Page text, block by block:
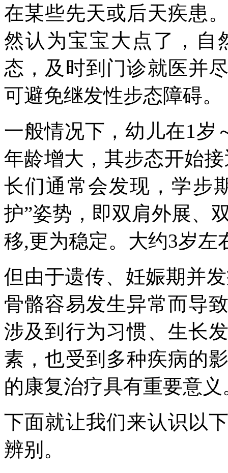
在某些先天或后天疾患
然认为宝宝大点了，自
态，及时到门诊就医并
可避免继发性步态障碍。
一般情况下，幼儿在1岁
年龄增大，其步态开始
长们通常会发现，学步
护”姿势，即双肩外展、
移,更为稳定。大约3岁左
但由于遗传、妊娠期并
骨骼容易发生异常而导
涉及到行为习惯、生长
素，也受到多种疾病的
的康复治疗具有重要意义
下面就让我们来认识以
辨别。